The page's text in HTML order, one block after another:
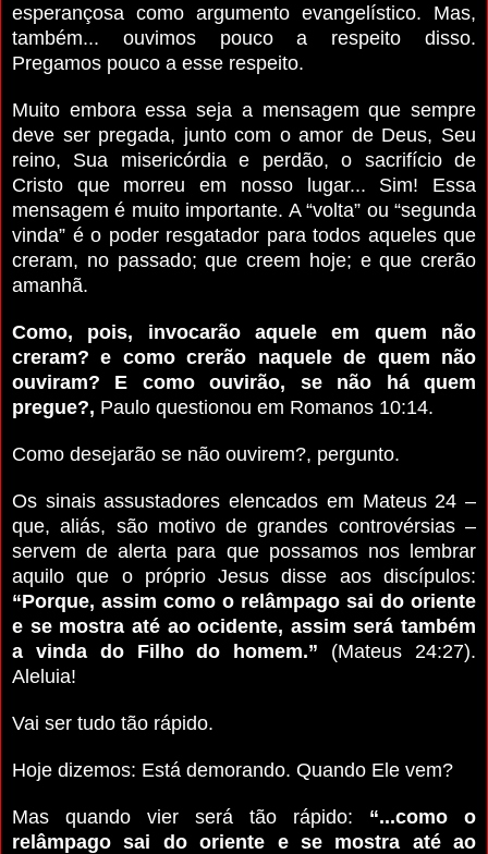
esperançosa como argumento evangelístico. Mas,
também... ouvimos pouco a respeito disso.
Pregamos pouco a esse respeito.
Muito embora essa seja a mensagem que sempre
deve ser pregada, junto com o amor de Deus, Seu
reino, Sua misericórdia e perdão, o sacrifício de
Cristo que morreu em nosso lugar... Sim! Essa
mensagem é muito importante. A “volta” ou “segunda
vinda” é o poder resgatador para todos aqueles que
creram, no passado; que creem hoje; e que crerão
amanhã.
Como, pois, invocarão aquele em quem não
creram? e como crerão naquele de quem não
ouviram? E como ouvirão, se não há quem
pregue?, Paulo questionou em Romanos 10:14.
Como desejarão se não ouvirem?, pergunto.
Os sinais assustadores elencados em Mateus 24 –
que, aliás, são motivo de grandes controvérsias –
servem de alerta para que possamos nos lembrar
aquilo que o próprio Jesus disse aos discípulos:
“Porque, assim como o relâmpago sai do oriente
e se mostra até ao ocidente, assim será também
a vinda do Filho do homem.” (Mateus 24:27).
Aleluia!
Vai ser tudo tão rápido.
Hoje dizemos: Está demorando. Quando Ele vem?
Mas quando vier será tão rápido: “...como o
relâmpago sai do oriente e se mostra até ao